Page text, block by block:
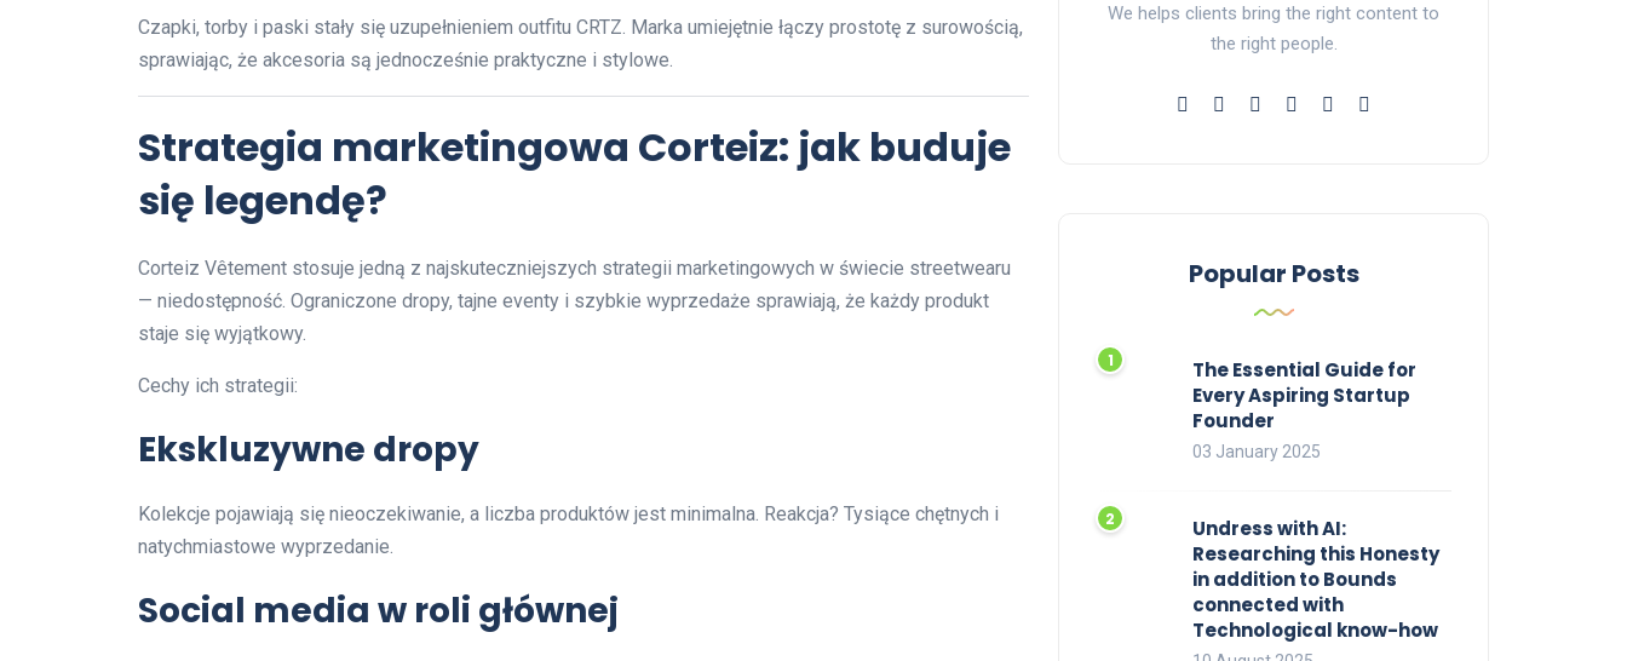
Czapki, torby i paski stały się uzupełnieniem outfitu CRTZ. Marka umiejętnie łączy prostotę z surowością,
sprawiając, że akcesoria są jednocześnie praktyczne i stylowe.
Strategia marketingowa Corteiz: jak buduje
się legendę?
Corteiz Vêtement stosuje jedną z najskuteczniejszych strategii marketingowych w świecie streetwearu
— niedostępność. Ograniczone dropy, tajne eventy i szybkie wyprzedaże sprawiają, że każdy produkt
staje się wyjątkowy.
Cechy ich strategii:
Ekskluzywne dropy
Kolekcje pojawiają się nieoczekiwanie, a liczba produktów jest minimalna. Reakcja? Tysiące chętnych i
natychmiastowe wyprzedanie.
Social media w roli głównej
We helps clients bring the right content to
the right people.
Popular Posts
The Essential Guide for
Every Aspiring Startup
Founder
03 January 2025
Undress with AI:
Researching this Honesty
in addition to Bounds
connected with
Technological know-how